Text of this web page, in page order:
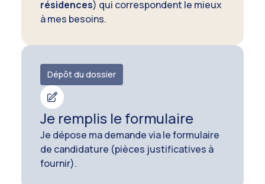
résidences) qui correspondent le mieux
à mes besoins.
Dépôt du dossier
Je remplis le formulaire
Je dépose ma demande via le formulaire
de candidature (pièces justificatives à
fournir).